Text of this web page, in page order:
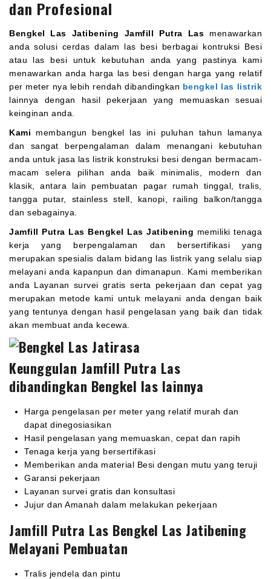
dan Profesional
Bengkel Las Jatibening Jamfill Putra Las menawarkan
anda solusi cerdas dalam las besi berbagai kontruksi Besi
atau las besi untuk kebutuhan anda yang pastinya kami
menawarkan anda harga las besi dengan harga yang relatif
per meter nya lebih rendah dibandingkan bengkel las listrik
lainnya dengan hasil pekerjaan yang memuaskan sesuai
keinginan anda.
Kami membangun bengkel las ini puluhan tahun lamanya
dan sangat berpengalaman dalam menangani kebutuhan
anda untuk jasa las listrik konstruksi besi dengan bermacam-
macam selera pilihan anda baik minimalis, modern dan
klasik, antara lain pembuatan pagar rumah tinggal, tralis,
tangga putar, stainless stell, kanopi, railing balkon/tangga
dan sebagainya.
Jamfill Putra Las Bengkel Las Jatibening memiliki tenaga
kerja yang berpengalaman dan bersertifikasi yang
merupakan spesialis dalam bidang las listrik yang selalu siap
melayani anda kapanpun dan dimanapun. Kami memberikan
anda Layanan survei gratis serta pekerjaan dan cepat yag
merupakan metode kami untuk melayani anda dengan baik
yang tentunya dengan hasil pengelasan yang baik dan tidak
akan membuat anda kecewa.
Keunggulan Jamfill Putra Las
dibandingkan Bengkel las lainnya
Harga pengelasan per meter yang relatif murah dan
dapat dinegosiasikan
Hasil pengelasan yang memuaskan, cepat dan rapih
Tenaga kerja yang bersertifikasi
Memberikan anda material Besi dengan mutu yang teruji
Garansi pekerjaan
Layanan survei gratis dan konsultasi
Jujur dan Amanah dalam melakukan pekerjaan
Jamfill Putra Las Bengkel Las Jatibening
Melayani Pembuatan
Tralis jendela dan pintu